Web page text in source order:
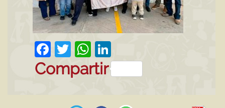
Facebook
TwitterWhatsApp
Compartir